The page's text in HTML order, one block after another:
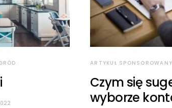
ARTYKUŁ SPONSOROWANY
Czym się
wyborze